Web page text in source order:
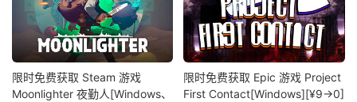
限时免费获取 Steam 游戏
Moonlighter 夜勤人[Windows、
限时免费获取 Epic 游戏 Project
First Contact[Windows][¥9→0]